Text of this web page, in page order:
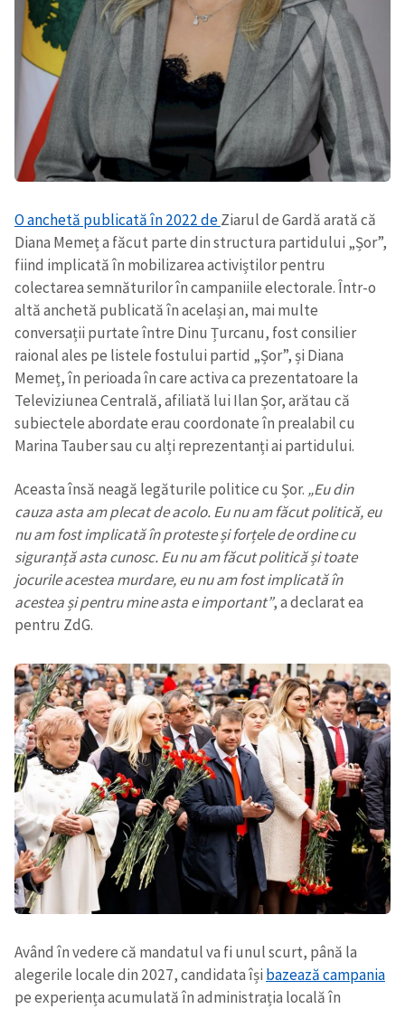
Trimite o informație
Despre ZdG
in English
на русском
O anchetă publicată în 2022 deZiarul de Gardă arată că
Diana Memeț a făcut parte din structura partidului „Șor”,
fiind implicată în mobilizarea activiștilor pentru
colectarea semnăturilor în campaniile electorale. Într-o
altă anchetă publicată în același an, mai multe
conversații purtate între Dinu Țurcanu, fost consilier
raional ales pe listele fostului partid „Șor”, și Diana
Memeț, în perioada în care activa ca prezentatoare la
Televiziunea Centrală, afiliată lui Ilan Șor, arătau că
subiectele abordate erau coordonate în prealabil cu
Marina Tauber sau cu alți reprezentanți ai partidului.
Aceasta însă neagă legăturile politice cu Șor. „Eu din
cauza asta am plecat de acolo. Eu nu am făcut politică, eu
nu am fost implicată în proteste și forțele de ordine cu
siguranță asta cunosc. Eu nu am făcut politică și toate
jocurile acestea murdare, eu nu am fost implicată în
acestea și pentru mine asta e important”, a declarat ea
pentru ZdG.
Având în vedere că mandatul va fi unul scurt, până la
alegerile locale din 2027, candidata îșibazează campania
pe experiența acumulată în administrația locală în